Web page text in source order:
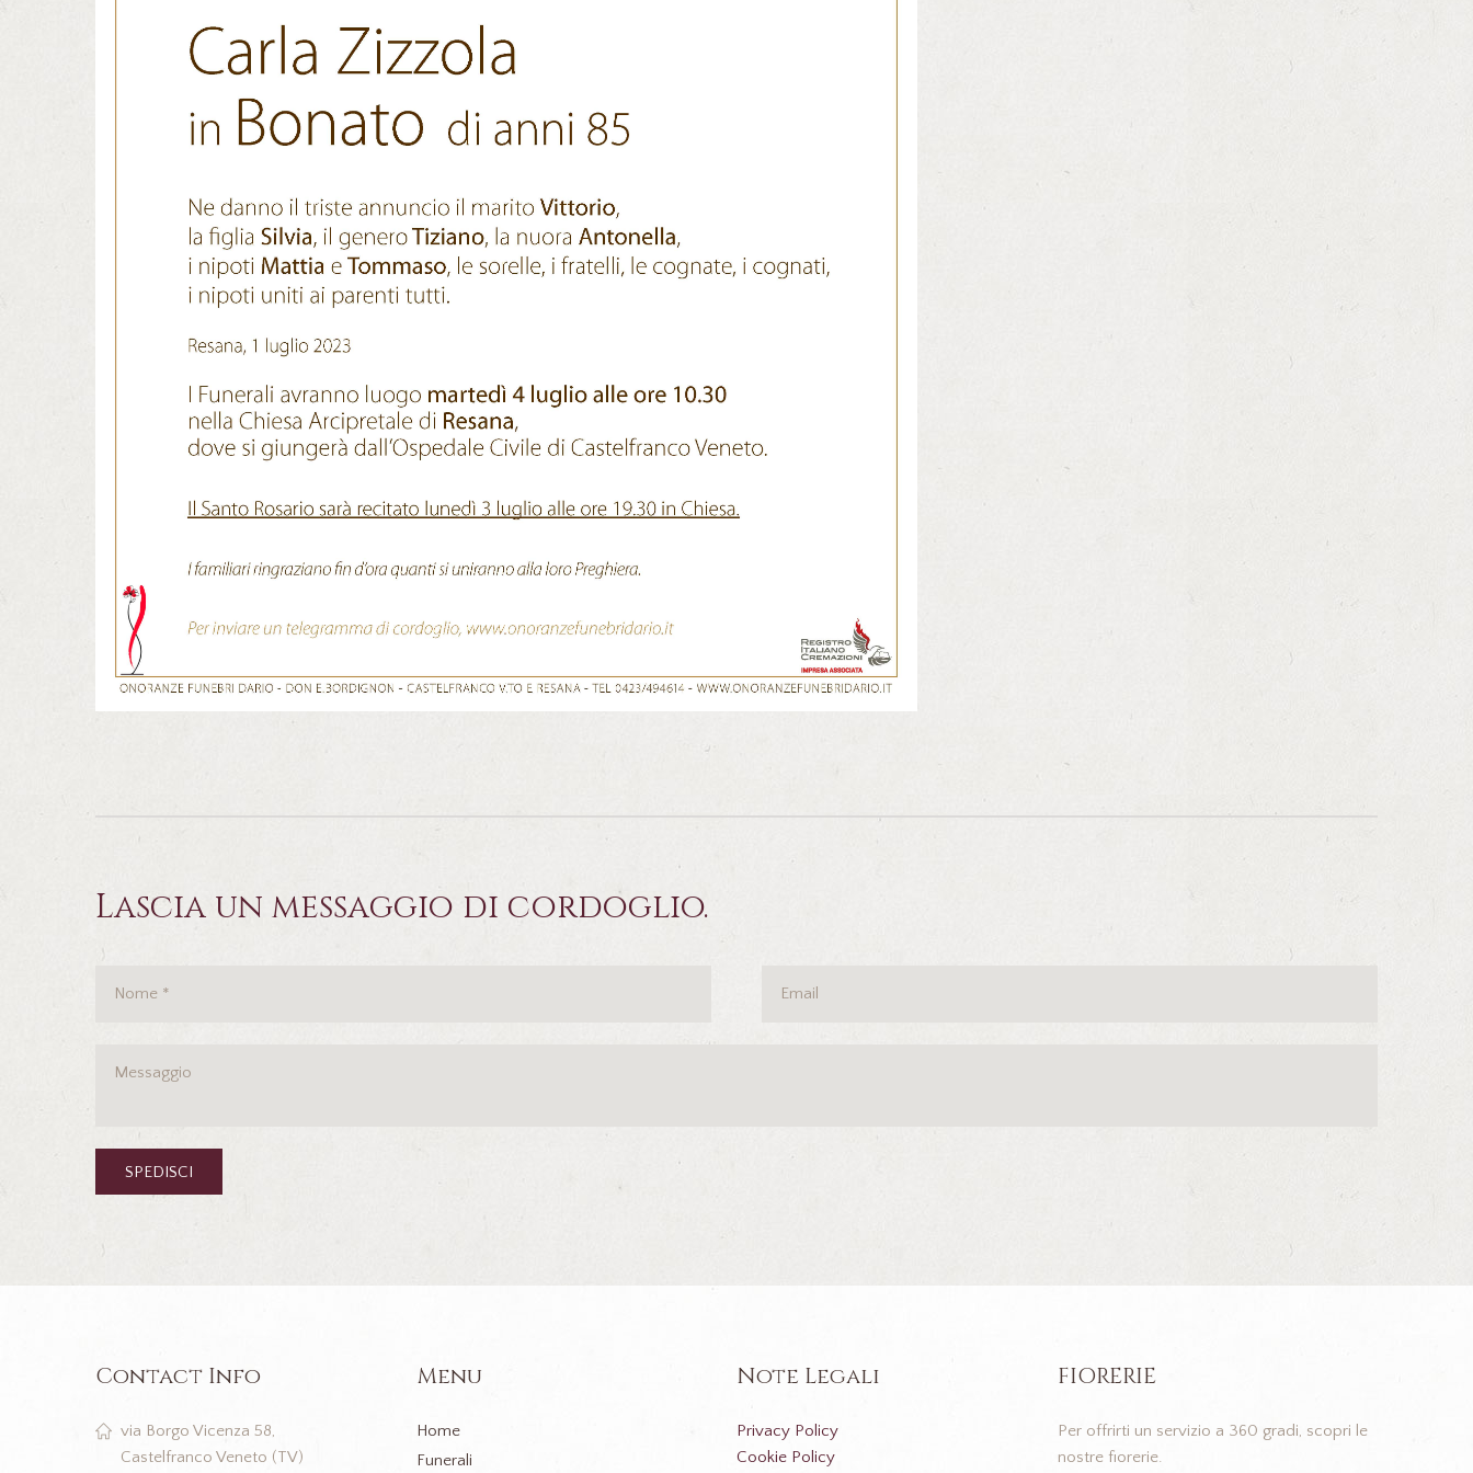
Lascia un messaggio di cordoglio.
Contact Info
via Borgo Vicenza 58,
Castelfranco Veneto (TV)
Menu
Home
Funerali
Note Legali
Privacy Policy
Cookie Policy
FIORERIE
Per offrirti un servizio a 360 gradi, scopri le
nostre fiorerie.